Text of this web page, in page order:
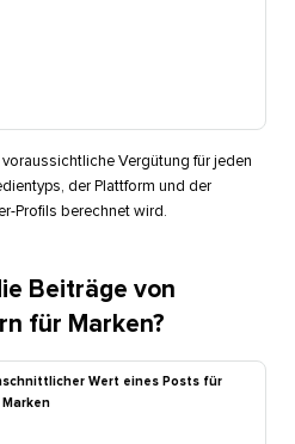
Vergütung für jeden
der Plattform und der
Profils berechnet wird.​​
Beiträge von
für Marken?​​
Wert eines Posts für
Marken​​